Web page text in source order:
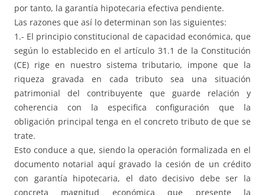
por tanto, la garantía hipotecaria efectiva pendiente.
Las razones que así lo determinan son las siguientes:
1.- El principio constitucional de capacidad económica, que
según lo establecido en el artículo 31.1 de la Constitución
(CE) rige en nuestro sistema tributario, impone que la
riqueza gravada en cada tributo sea una situación
patrimonial del contribuyente que guarde relación y
coherencia con la especifica configuración que la
obligación principal tenga en el concreto tributo de que se
trate.
Esto conduce a que, siendo la operación formalizada en el
documento notarial aquí gravado la cesión de un crédito
con garantía hipotecaria, el dato decisivo debe ser la
concreta magnitud económica que presente la